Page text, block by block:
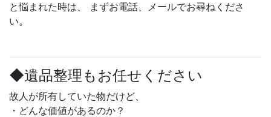
と悩まれた時は、 まずお電話、メールでお尋ねくださ
い。
◆遺品整理もお任せください
故人が所有していた物だけど、
・どんな価値があるのか？